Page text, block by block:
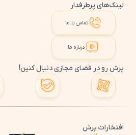
لینک‌های پرطرفدار
تماس با ما
درباره ما
پرش رو در فضای مجازی دنبال کنین!
افتخارات پرش